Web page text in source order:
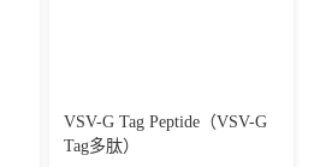
VSV-G Tag Peptide（VSV-G
Tag多肽）